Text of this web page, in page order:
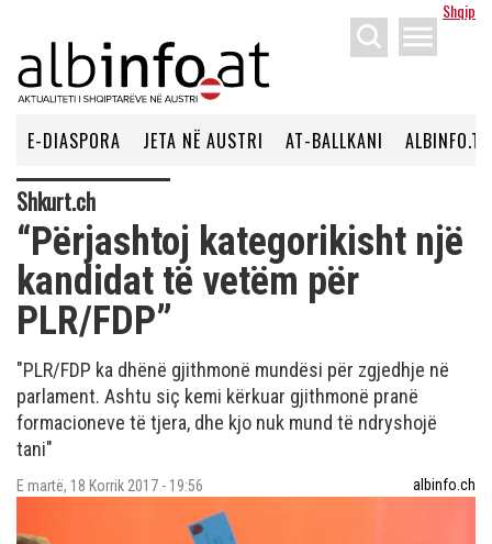
Shqip
menu
E-DIASPORA JETA NË AUSTRI AT-BALLKANI ALBINFO.TV
Shkurt.ch
“Përjashtoj kategorikisht një
kandidat të vetëm për
PLR/FDP”
"PLR/FDP ka dhënë gjithmonë mundësi për zgjedhje në
parlament. Ashtu siç kemi kërkuar gjithmonë pranë
formacioneve të tjera, dhe kjo nuk mund të ndryshojë
tani"
E martë, 18 Korrik 2017 - 19:56 albinfo.ch